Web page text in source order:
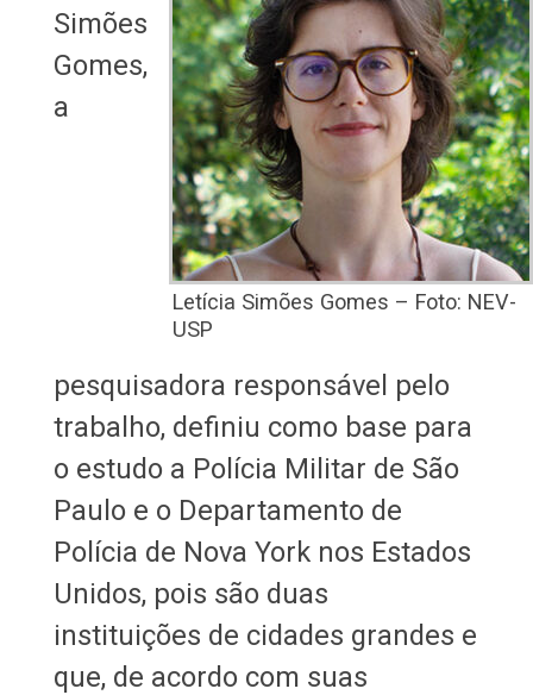
Letícia Simões Gomes – Foto: NEV-
USP
Simões
Gomes,
a
pesquisadora responsável pelo
trabalho, definiu como base para
o estudo a Polícia Militar de São
Paulo e o Departamento de
Polícia de Nova York nos Estados
Unidos, pois são duas
instituições de cidades grandes e
que, de acordo com suas